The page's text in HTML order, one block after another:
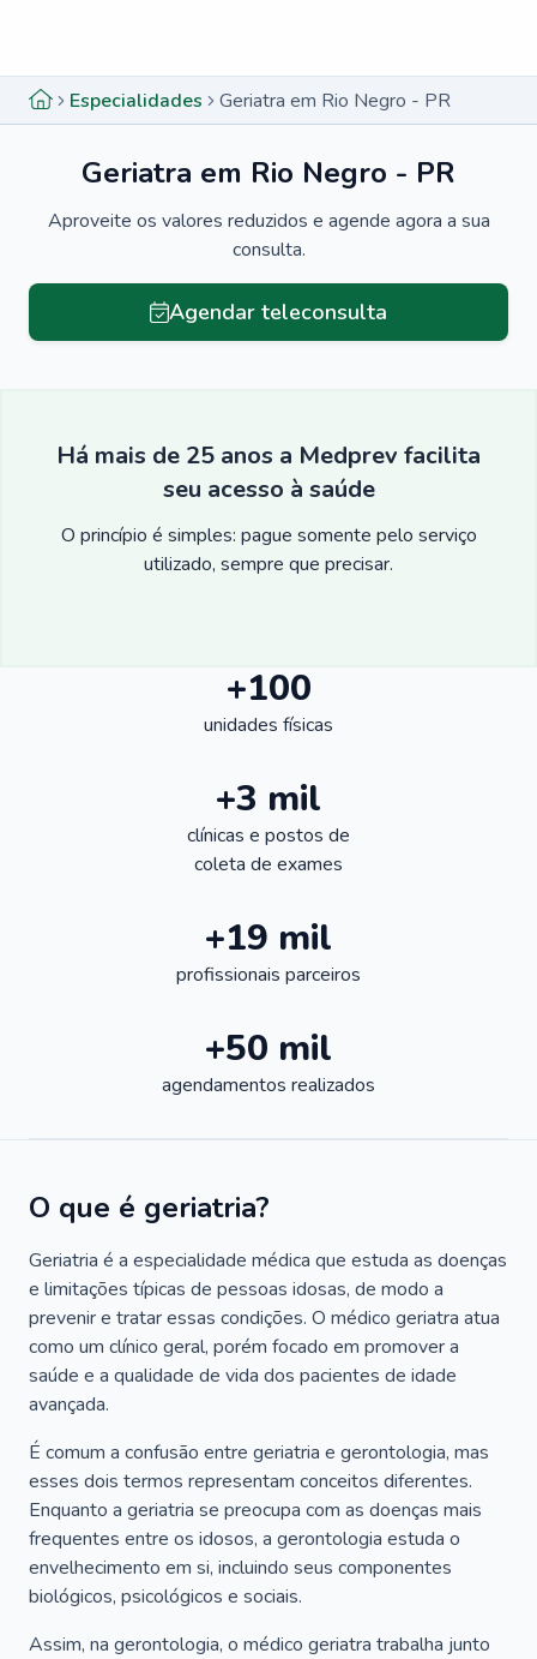
Especialidades Geriatra em Rio Negro - PR
Geriatra em Rio Negro - PR
Aproveite os valores reduzidos e agende agora a sua
consulta.
Agendar teleconsulta
Há mais de 25 anos a Medprev facilita
seu acesso à saúde
O princípio é simples: pague somente pelo serviço
utilizado, sempre que precisar.
+100
unidades físicas
+3 mil
clínicas e postos de
coleta de exames
+19 mil
profissionais parceiros
+50 mil
agendamentos realizados
O que é geriatria?
Geriatria é a especialidade médica que estuda as doenças
e limitações típicas de pessoas idosas, de modo a
prevenir e tratar essas condições. O médico geriatra atua
como um clínico geral, porém focado em promover a
saúde e a qualidade de vida dos pacientes de idade
avançada.
É comum a confusão entre geriatria e gerontologia, mas
esses dois termos representam conceitos diferentes.
Enquanto a geriatria se preocupa com as doenças mais
frequentes entre os idosos, a gerontologia estuda o
envelhecimento em si, incluindo seus componentes
biológicos, psicológicos e sociais.
Assim, na gerontologia, o médico geriatra trabalha junto